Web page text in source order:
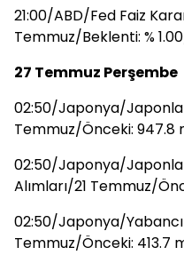
21:00/ABD/Fed Faiz
Temmuz/Beklenti: %
27 Temmuz Perşembe
02:50/Japonya/
Temmuz/Önceki: 947.8
02:50/Japonya/
Alımları/21 Temmuz/
02:50/Japonya/
Temmuz/Önceki: 413.7